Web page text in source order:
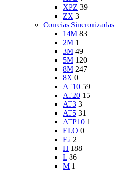
XPZ 39
ZX 3
Correias Sincronizadas
14M 83
2M 1
3M 49
5M 120
8M 247
8X 0
AT10 59
AT20 15
AT3 3
AT5 31
ATP10 1
ELO 0
F2 2
H 188
L 86
M 1